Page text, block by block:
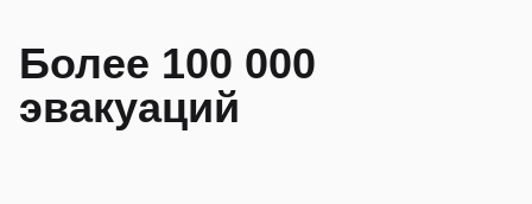
Более 100 000
эвакуаций